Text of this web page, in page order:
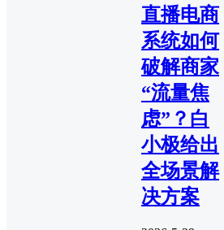
直播电商
系统如何
破解商家
“流量焦
虑”？白
小极给出
全场景解
决方案